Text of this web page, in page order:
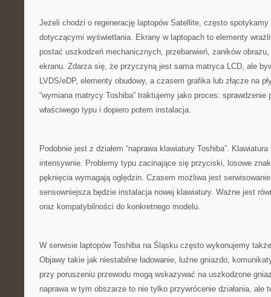
Jeżeli chodzi o regenerację laptopów Satellite, często
dotyczącymi wyświetlania. Ekrany w laptopach to elementy
postać uszkodzeń mechanicznych, przebarwień, zaników
ekranu. Zdarza się, że przyczyną jest sama matryca LCD, ale
LVDS/eDP, elementy obudowy, a czasem grafika lub złącze na
“wymiana matrycy Toshiba” traktujemy jako proces: sprawdzenie
właściwego typu i dopiero potem instalacja.
Podobnie jest z działem “naprawa klawiatury Toshiba”.
intensywnie. Problemy typu zacinające się przyciski, losowe
pęknięcia wymagają oględzin. Czasem możliwa jest
sensowniejsza będzie instalacja nowej klawiatury. Ważne jest
oraz kompatybilności do konkretnego modelu.
W serwisie laptopów Toshiba na Śląsku często wykonujemy
Objawy takie jak niestabilne ładowanie, luźne gniazdo,
przy poruszeniu przewodu mogą wskazywać na uszkodzone
naprawa w tym obszarze to nie tylko przywrócenie działania, ale